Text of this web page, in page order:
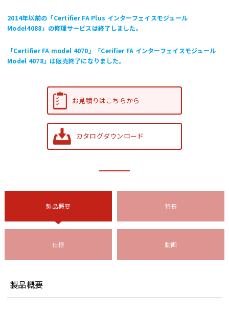
2014年以前の「Certifier FA Plus インターフェイスモジュール
Model4088」の修理サービスは終了しました。
「Certifier FA model 4070」「Cerifier FA インターフェイスモジュール
Model 4078」は販売終了になりました。
お見積りはこちらから
カタログダウンロード
製品概要 特長
仕様 動画
製品概要